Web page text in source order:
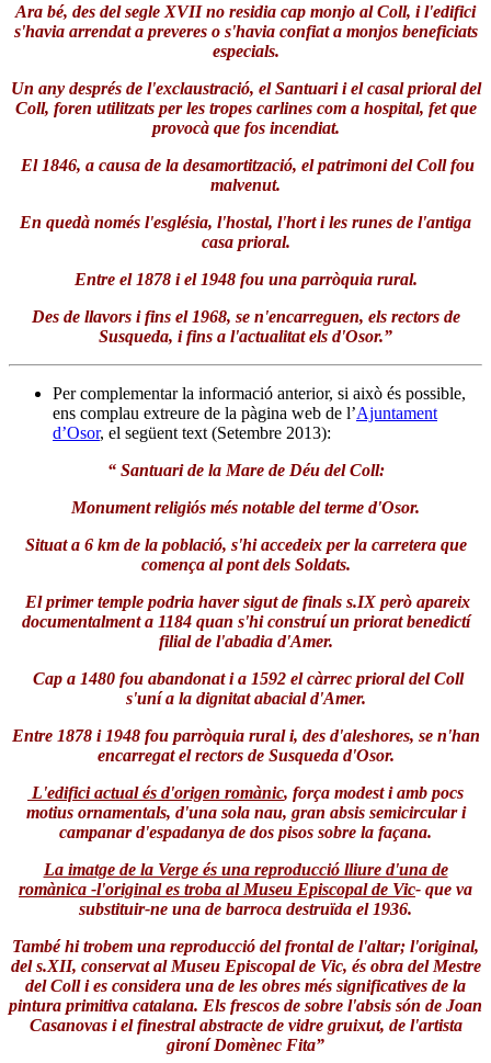
Ara bé, des del segle XVII no residia cap monjo al Coll, i l'edifici
s'havia arrendat a preveres o s'havia confiat a monjos beneficiats
especials.
Un any després de l'exclaustració, el Santuari i el casal prioral del
Coll, foren utilitzats per les tropes carlines com a hospital, fet que
provocà que fos incendiat.
El 1846, a causa de la desamortització, el patrimoni del Coll fou
malvenut.
En quedà només l'església, l'hostal, l'hort i les runes de l'antiga
casa prioral.
Entre el 1878 i el 1948 fou una parròquia rural.
Des de llavors i fins el 1968, se n'encarreguen, els rectors de
Susqueda, i fins a l'actualitat els d'Osor.”
Per complementar la informació anterior, si això és possible,
ens complau extreure de la pàgina web de l’Ajuntament
d’Osor, el següent text (Setembre 2013):
“ Santuari de la Mare de Déu del Coll:
Monument religiós més notable del terme d'Osor.
Situat a 6 km de la població, s'hi accedeix per la carretera que
comença al pont dels Soldats.
El primer temple podria haver sigut de finals s.IX però apareix
documentalment a 1184 quan s'hi construí un priorat benedictí
filial de l'abadia d'Amer.
Cap a 1480 fou abandonat i a 1592 el càrrec prioral del Coll
s'uní a la dignitat abacial d'Amer.
Entre 1878 i 1948 fou parròquia rural i, des d'aleshores, se n'han
encarregat el rectors de Susqueda d'Osor.
L'edifici actual és d'origen romànic, força modest i amb pocs
motius ornamentals, d'una sola nau, gran absis semicircular i
campanar d'espadanya de dos pisos sobre la façana.
La imatge de la Verge és una reproducció lliure d'una de
romànica -l'original es troba al Museu Episcopal de Vic- que va
substituir-ne una de barroca destruïda el 1936.
També hi trobem una reproducció del frontal de l'altar; l'original,
del s.XII, conservat al Museu Episcopal de Vic, és obra del Mestre
del Coll i es considera una de les obres més significatives de la
pintura primitiva catalana. Els frescos de sobre l'absis són de Joan
Casanovas i el finestral abstracte de vidre gruixut, de l'artista
gironí Domènec Fita”